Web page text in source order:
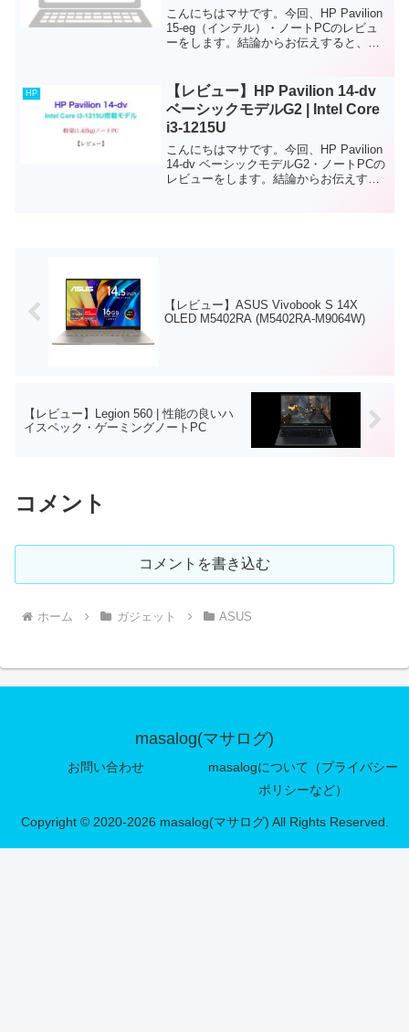
こんにちはマサです。今回、HP Pavilion
15-eg（インテル）・ノートPCのレビュ
ーをします。結論からお伝えすると、こ
クは高いとは言えませんが、ブラウザ
で...
HP
【レビュー】HP Pavilion 14-dv
ベーシックモデルG2 | Intel Core
i3-1215U
こんにちはマサです。今回、HP Pavilion
14-dv ベーシックモデルG2・ノートPCの
レビューをします。結論からお伝えする
【レビュー】ASUS Vivobook S 14X
OLED M5402RA (M5402RA-M9064W)
【レビュー】Legion 560 | 性能の良いハ
イスペック・ゲーミングノートPC
コメント
コメントを書き込む
ホーム ガジェット ASUS
masalog(マサログ)
お問い合わせ
masalogについて（プライバシー
ポリシーなど）
Copyright © 2020-2026 masalog(マサログ) All Rights Reserved.